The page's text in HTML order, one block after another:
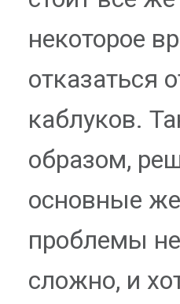
некоторое
отказаться
каблуков.
образом,
основные
проблемы
сложно, и